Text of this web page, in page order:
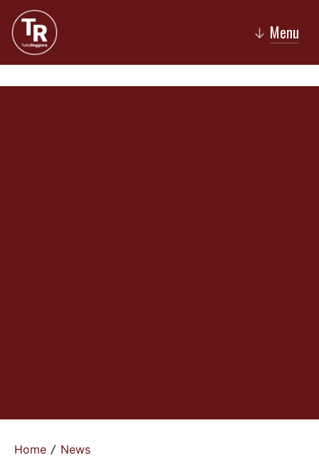
↓ Menu
Home / News